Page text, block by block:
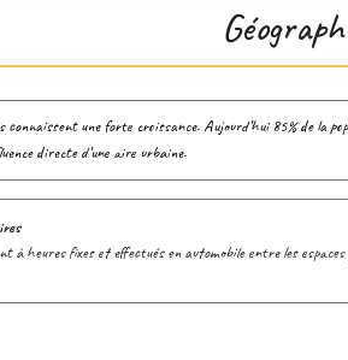
connaissent une forte croissance. Aujourd’hui 85% de la
directe d’une aire urbaine.
à heures fixes et effectués en automobile entre les